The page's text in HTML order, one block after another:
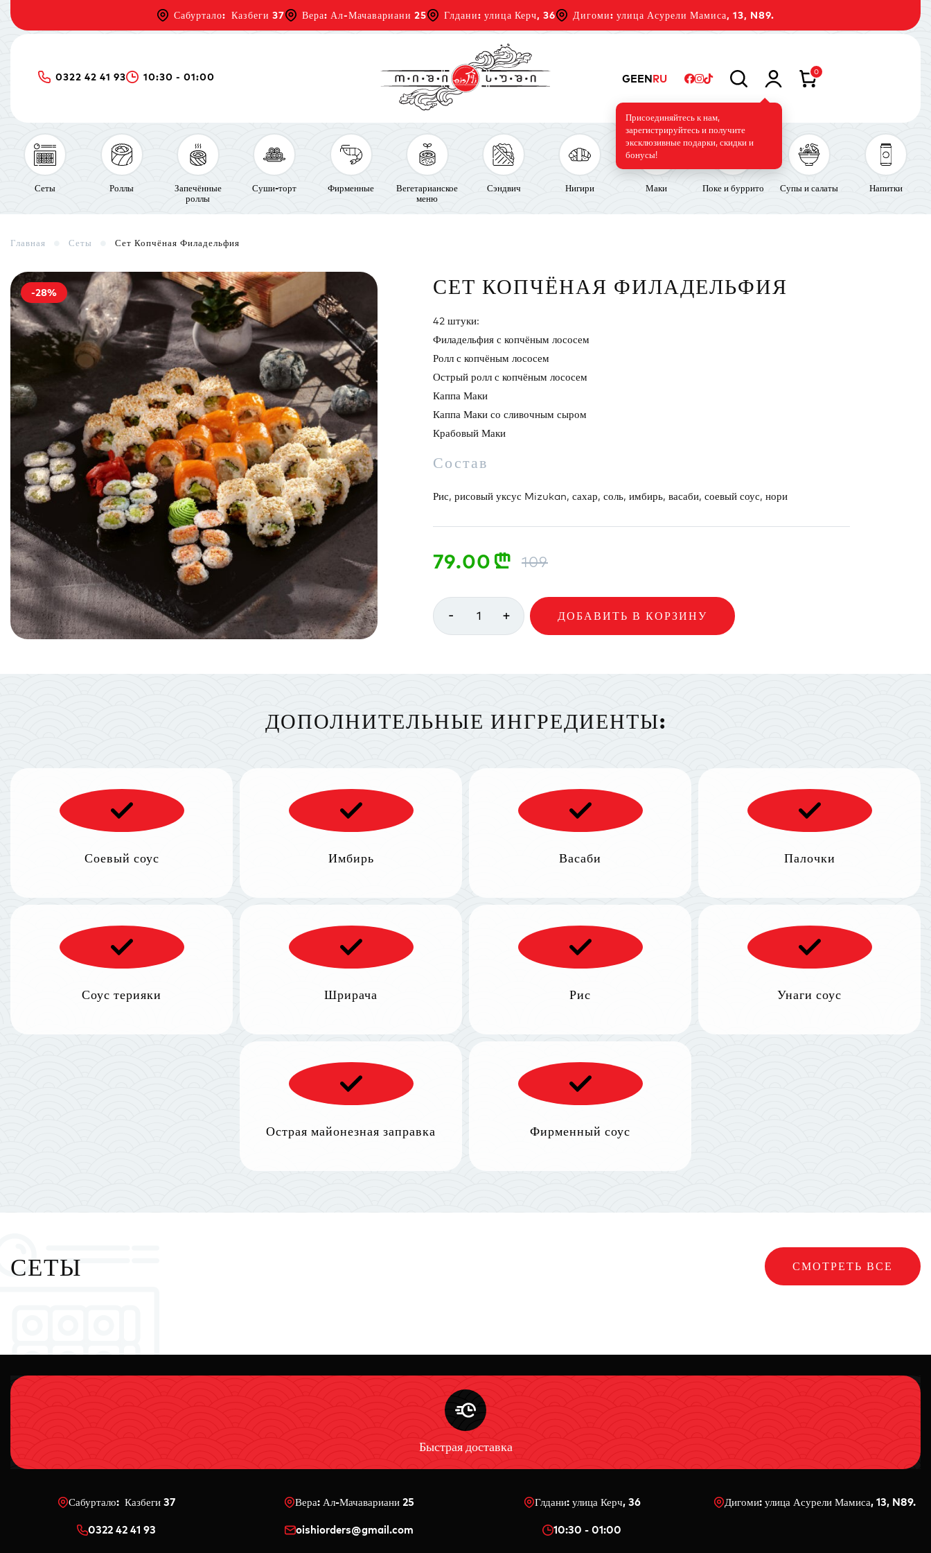
Сабуртало: Казбеги 37 Вера: Ал-Мачавариани 25 Глдани: улица Керч, 36 Дигоми: улица Асурели Мамиса, 13, N89.
0322 42 41 93 10:30 - 01:00 GEENRU
Присоединяйтесь к нам,
зарегистрируйтесь и получите
эксклюзивные подарки, скидки и
бонусы!
0
Сеты Роллы
Запечённые
роллы
Суши-торт Фирменные
Вегетарианское
меню
Сэндвич Нигири Маки Поке и буррито Супы и салаты Напитки
Главная Сеты Сет Копчёная Филадельфия
-28% СЕТ КОПЧЁНАЯ ФИЛАДЕЛЬФИЯ
42 штуки:
Филадельфия с копчёным лососем
Ролл с копчёным лососем
Острый ролл с копчёным лососем
Каппа Маки
Каппа Маки со сливочным сыром
Крабовый Маки
Состав
Рис, рисовый уксус Mizukan, сахар, соль, имбирь, васаби, соевый соус, нори
79.00 n 109
- 1 + ДОБАВИТЬ В КОРЗИНУ
ДОПОЛНИТЕЛЬНЫЕ ИНГРЕДИЕНТЫ:
Соевый соус Имбирь Васаби Палочки
Соус терияки Шрирача Рис Унаги соус
Острая майонезная заправка Фирменный соус
СЕТЫ СМОТРЕТЬ ВСЕ
Быстрая доставка
Сабуртало: Казбеги 37 Вера: Ал-Мачавариани 25 Глдани: улица Керч, 36 Дигоми: улица Асурели Мамиса, 13, N89.
0322 42 41 93 oishiorders@gmail.com 10:30 - 01:00